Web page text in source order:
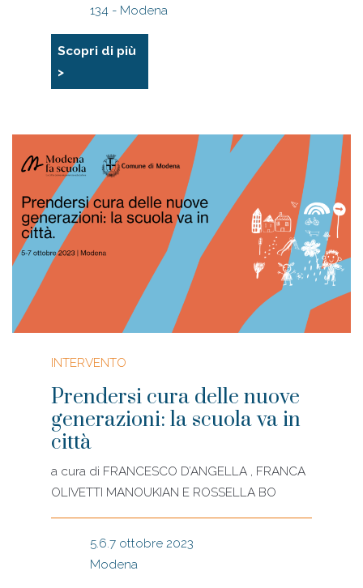
134 - Modena
Scopri di più
>
INTERVENTO
Prendersi cura delle nuove
generazioni: la scuola va in
città
a cura di FRANCESCO D’ANGELLA , FRANCA
OLIVETTI MANOUKIAN E ROSSELLA BO
5.6.7 ottobre 2023
Modena